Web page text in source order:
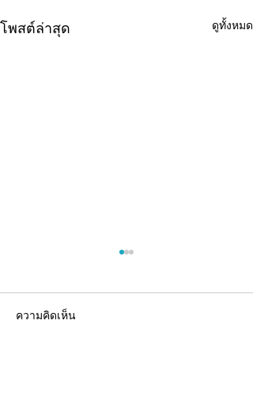
โพสต์ล่าสุด ดูทั้งหมด
ความคิดเห็น